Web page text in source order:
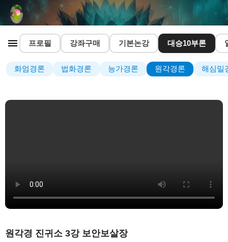
프로필 강좌구매 기본논강 대승10부론
화엄경론 법화경론 능가경론 원각경론 해심밀
원각경 진귀소 3강 보안보살장